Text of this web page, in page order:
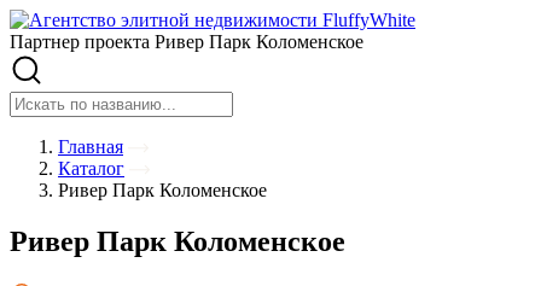
Партнер проекта Ривер Парк Коломенское
Главная
Каталог
Ривер Парк Коломенское
Ривер Парк Коломенское